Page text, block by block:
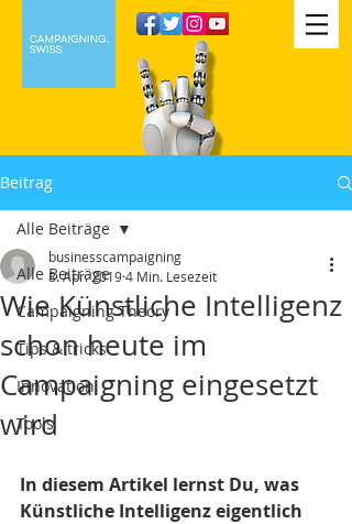
Beitrag
Alle Beiträge
Campaigning Theory
Tips & tricks
Innovation
Tools
Alle Beiträge
Wie Künstliche Intelligenz
schon heute im
Campaigning eingesetzt
wird
businesscampaigning
8. Apr. 20194 Min. Lesezeit
In diesem Artikel lernst Du, was
Künstliche Intelligenz eigentlich